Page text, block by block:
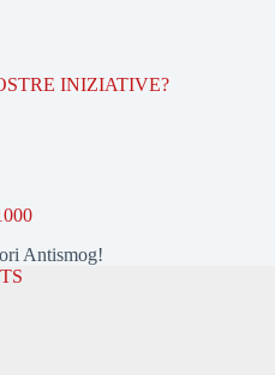
INIZIATIVE?
Antismog!